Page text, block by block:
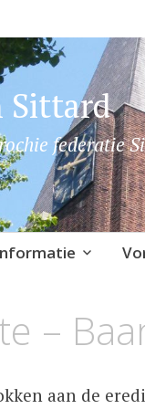
Sittard
federatie
–
aan de